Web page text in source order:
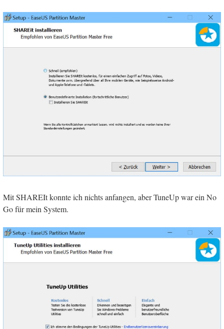
Mit SHAREIt konnte ich nichts anfangen, aber TuneUp war ein No
Go für mein System.